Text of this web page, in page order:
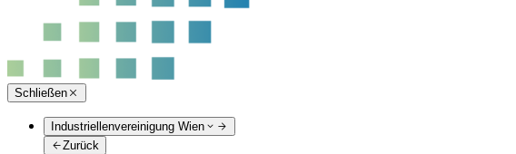
Schließen
Industriellenvereinigung Wien
Zurück